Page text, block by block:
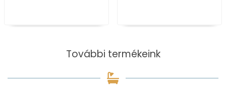
További termékeink